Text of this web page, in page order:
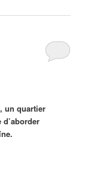
un quartier